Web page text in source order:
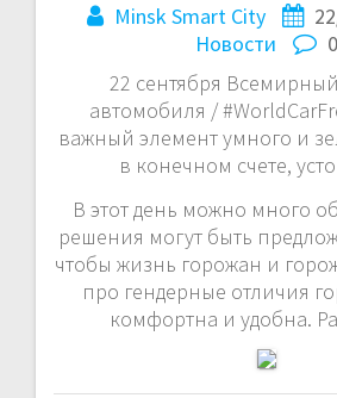
Minsk Smart City
Новости
0
22 сентября
автомобиля /
важный элемент умного и
в конечном счете,
В этот день можно много
решения могут быть
чтобы жизнь горожан и
про гендерные отличия
комфортна и удобна.